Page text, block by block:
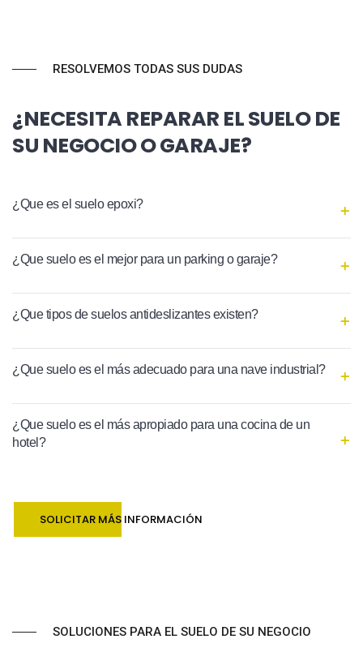
RESOLVEMOS TODAS SUS DUDAS
¿NECESITA REPARAR EL SUELO DE
SU NEGOCIO O GARAJE?
¿Que es el suelo epoxi?
¿Que suelo es el mejor para un parking o garaje?
¿Que tipos de suelos antideslizantes existen?
¿Que suelo es el más adecuado para una nave industrial?
¿Que suelo es el más apropiado para una cocina de un
hotel?
SOLICITAR MÁS INFORMACIÓN
SOLUCIONES PARA EL SUELO DE SU NEGOCIO